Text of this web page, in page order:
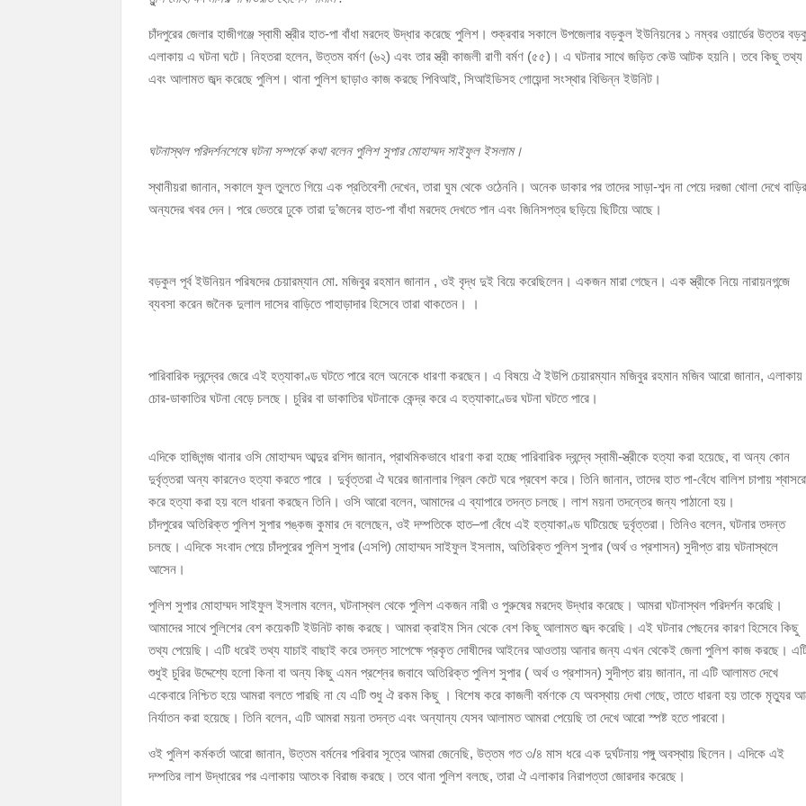
কচুয়ায় পৃথক অভিযানে ২০১ পিস ইয়াবা ও ৫০ গ্রাম গাঁজাসহ ৩ মাদক কারবারি গ্রেপ্তার
চাঁদপুরের জেলার হাজীগঞ্জে স্বামী স্ত্রীর হাত-পা বাঁধা মরদেহ উদ্ধার করেছে পুলিশ। শুক্রবার সকালে উপজেলার বড়কুল ইউনিয়নের ১ নম্বর ওয়ার্ডের উত্তর
এলাকায় এ ঘটনা ঘটে। নিহতরা হলেন, উত্তম বর্মণ (৬২) এবং তার স্ত্রী কাজলী রাণী বর্মণ (৫৫)। এ ঘটনার সাথে জড়িত কেউ আটক হয়নি। তবে কিছু তথ্য
এবং আলামত জব্দ করেছে পুলিশ। থানা পুলিশ ছাড়াও কাজ করছে পিবিআই, সিআইডিসহ গোয়েন্দা সংস্থার বিভিন্ন ইউনিট।
ঘটনাস্থল পরিদর্শনশেষে ঘটনা সম্পর্কে কথা বলেন পুলিশ সুপার মোহাম্মদ সাইফুল ইসলাম।
স্থানীয়রা জানান, সকালে ফুল তুলতে গিয়ে এক প্রতিবেশী দেখেন, তারা ঘুম থেকে ওঠেননি। অনেক ডাকার পর তাদের সাড়া-শব্দ না পেয়ে দরজা খোলা দেখে বাড়ির
অন্যদের খবর দেন। পরে ভেতরে ঢুকে তারা দু’জনের হাত-পা বাঁধা মরদেহ দেখতে পান এবং জিনিসপত্র ছড়িয়ে ছিটিয়ে আছে।
বড়কুল পূর্ব ইউনিয়ন পরিষদের চেয়ারম্যান মো. মজিবুর রহমান জানান , ওই বৃদ্ধ দুই বিয়ে করেছিলেন। একজন মারা গেছেন। এক স্ত্রীকে নিয়ে নারায়নগন্জে
ব্যবসা করেন জনৈক দুলাল দাসের বাড়িতে পাহাড়াদার হিসেবে তারা থাকতেন। ।
পারিবারিক দ্বন্দ্বের জেরে এই হত্যাকাণ্ড ঘটতে পারে বলে অনেকে ধারণা করছেন। এ বিষয়ে ঐ ইউপি চেয়ারম্যান মজিবুর রহমান মজিব আরো জানান, এলাকায়
চোর-ডাকাতির ঘটনা বেড়ে চলছে। চুরির বা ডাকাতির ঘটনাকে কেন্দ্র করে এ হত্যাকাণ্ডের ঘটনা ঘটতে পারে।
এদিকে হাজিগন্জ থানার ওসি মোহাম্মদ আব্দুর রশিদ জানান, প্রাথমিকভাবে ধারণা করা হচ্ছে পারিবারিক দ্বন্দ্বে স্বামী-স্ত্রীকে হত্যা করা হয়েছে, বা অন্য কোন
দুর্বৃত্তরা অন্য কারনেও হত্যা করতে পারে । দুর্বৃত্তরা ঐ ঘরের জানালার গ্রিল কেটে ঘরে প্রবেশ করে। তিনি জানান, তাদের হাত পা-বেঁধে বালিশ চাপায়
করে হত্যা করা হয় বলে ধারনা করছেন তিনি। ওসি আরো বলেন, আমাদের এ ব্যাপারে তদন্ত চলছে। লাশ ময়না তদন্তের জন্য পাঠানো হয়।
চাঁদপুরের অতিরিক্ত পুলিশ সুপার পঙ্কজ কুমার দে বলেছেন, ওই দম্পতিকে হাত–পা বেঁধে এই হত্যাকাণ্ড ঘটিয়েছে দুর্বৃত্তরা। তিনিও বলেন, ঘটনার তদন্ত
চলছে। এদিকে সংবাদ পেয়ে চাঁদপুরের পুলিশ সুপার (এসপি) মোহাম্মদ সাইফুল ইসলাম, অতিরিক্ত পুলিশ সুপার (অর্থ ও প্রশাসন) সুদীপ্ত রায় ঘটনাস্থলে
আসেন।
পুলিশ সুপার মোহাম্মদ সাইফুল ইসলাম বলেন, ঘটনাস্থল থেকে পুলিশ একজন নারী ও পুরুষের মরদেহ উদ্ধার করেছে। আমরা ঘটনাস্থল পরিদর্শন করেছি।
আমাদের সাথে পুলিশের বেশ কয়েকটি ইউনিট কাজ করছে। আমরা ক্রাইম সিন থেকে বেশ কিছু আলামত জব্দ করেছি। এই ঘটনার পেছনের কারণ হিসেবে কিছু
তথ্য পেয়েছি। এটি ধরেই তথ্য যাচাই বাছাই করে তদন্ত সাপেক্ষে প্রকৃত দোষীদের আইনের আওতায় আনার জন্য এখন থেকেই জেলা পুলিশ কাজ করছে।
শুধুই চুরির উদ্দেশ্যে হলো কিনা বা অন্য কিছু এমন প্রশ্নের জবাবে অতিরিক্ত পুলিশ সুপার ( অর্থ ও প্রশাসন) সুদীপ্ত রায় জানান, না এটি আলামত দেখে
একেবারে নিশ্চিত হয়ে আমরা বলতে পারছি না যে এটি শুধু ঐ রকম কিছু । বিশেষ করে কাজলী বর্মণকে যে অবস্থায় দেখা গেছে, তাতে ধারনা হয় তাকে মৃত্যুর
নির্যাতন করা হয়েছে। তিনি বলেন, এটি আমরা ময়না তদন্ত এবং অন্যান্য যেসব আলামত আমরা পেয়েছি তা দেখে আরো স্পষ্ট হতে পারবো।
ওই পুলিশ কর্মকর্তা আরো জানান, উত্তম বর্মনের পরিবার সূত্রে আমরা জেনেছি, উত্তম গত ৩/৪ মাস ধরে এক দুর্ঘটনায় পঙ্গু অবস্থায় ছিলেন। এদিকে এই
দম্পতির লাশ উদ্ধারের পর এলাকায় আতংক বিরাজ করছে। তবে থানা পুলিশ বলছে, তারা ঐ এলাকার নিরাপত্তা জোরদার করেছে।